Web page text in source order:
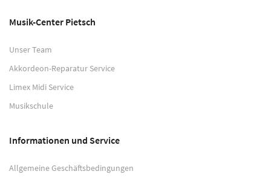
Musik-Center Pietsch
Unser Team
Akkordeon-Reparatur Service
Limex Midi Service
Musikschule
Informationen und Service
Allgemeine Geschäftsbedingungen